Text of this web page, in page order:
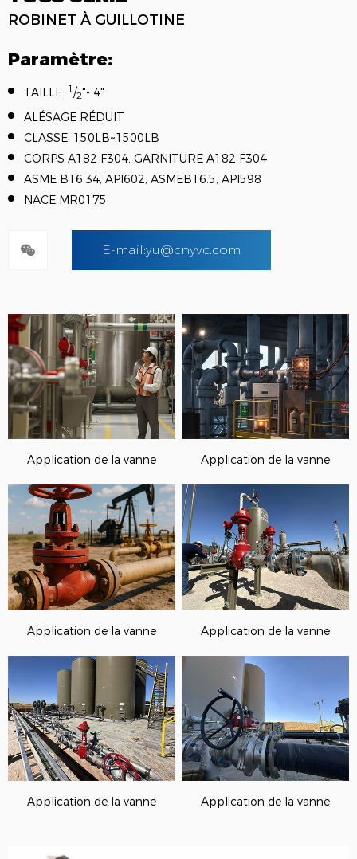
ROBINET À GUILLOTINE
Paramètre:
TAILLE: 1 /2"- 4"
ALÉSAGE RÉDUIT
CLASSE: 150LB~1500LB
CORPS A182 F304, GARNITURE A182 F304
ASME B16.34, API602, ASMEB16.5, API598
NACE MR0175
E-mail:yu@cnyvc.com
Application de la vanne Application de la vanne
Application de la vanne Application de la vanne
Application de la vanne Application de la vanne